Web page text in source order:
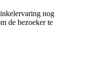
nog
de bezoeker te